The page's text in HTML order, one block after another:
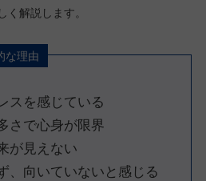
く解説します。
な理由
スを感じている
さで心身が限界
が見えない
、向いていないと感じる